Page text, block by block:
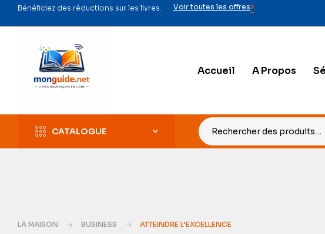
Bénéficiez des réductions sur les livres. Voir toutes les offres
Accueil A Propos
CATALOGUE
LA MAISON BUSINESS ATTEINDRE L’EXCELLENCE